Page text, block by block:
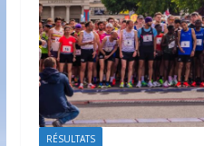
RÉSULTATS